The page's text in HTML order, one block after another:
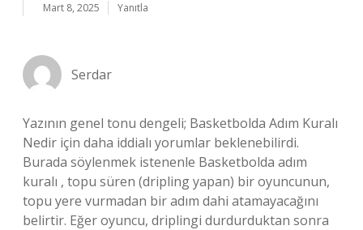
Mart 8, 2025 Yanıtla
Serdar
Yazının genel tonu dengeli; Basketbolda Adım Kuralı
Nedir için daha iddialı yorumlar beklenebilirdi.
Burada söylenmek istenenle Basketbolda adım
kuralı , topu süren (dripling yapan) bir oyuncunun,
topu yere vurmadan bir adım dahi atamayacağını
belirtir. Eğer oyuncu, driplingi durdurduktan sonra